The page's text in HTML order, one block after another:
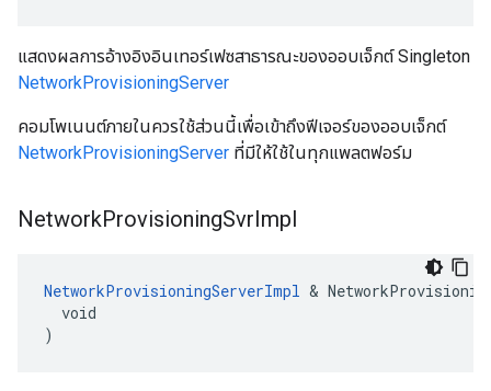
แสดงผลการอ้างอิงอินเทอร์เฟซสาธารณะของออบเจ็กต์ Singleton
NetworkProvisioningServer
คอมโพเนนต์ภายในควรใช้ส่วนนี้เพื่อเข้าถึงฟีเจอร์ของออบเจ็กต์
NetworkProvisioningServer ที่มีให้ใช้ในทุกแพลตฟอร์ม
NetworkProvisioningSvrImpl
NetworkProvisioningServerImpl &
  void
)